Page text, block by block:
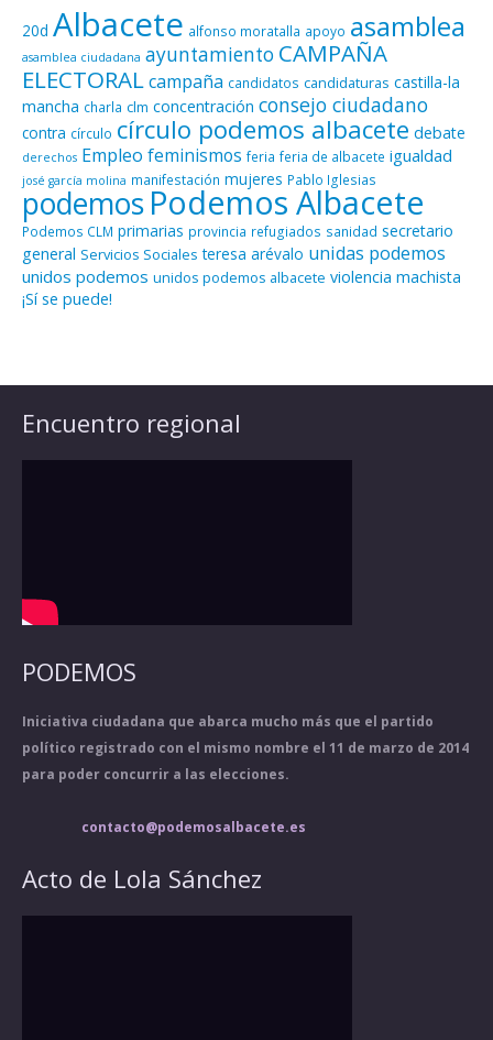
20d Albacete alfonso moratalla apoyo asamblea
asamblea ciudadana ayuntamiento CAMPAÑA
ELECTORALcampaña candidatos candidaturas castilla-la
mancha charla clm concentración consejo ciudadano
contra círculo círculo podemos albacete debate
derechos Empleo feminismos feria feria de albacete igualdad
josé garcía molina manifestación mujeres Pablo Iglesias
podemosPodemos Albacete
Podemos CLM primarias provincia refugiados sanidad secretario
general Servicios Sociales teresa arévalo unidas podemos
unidos podemos unidos podemos albacete violencia machista
¡Sí se puede!
Encuentro regional
PODEMOS
Iniciativa ciudadana que abarca mucho más que el partido
político registrado con el mismo nombre el 11 de marzo de 2014
para poder concurrir a las elecciones.
contacto@podemosalbacete.es
Acto de Lola Sánchez